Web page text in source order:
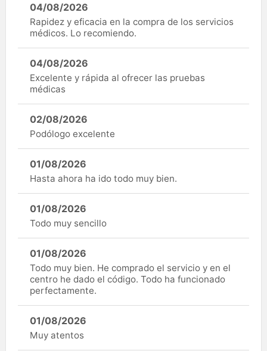
04/08/2026
Rapidez y eficacia en la compra de los servicios
médicos. Lo recomiendo.
04/08/2026
Excelente y rápida al ofrecer las pruebas
médicas
02/08/2026
Podólogo excelente
01/08/2026
Hasta ahora ha ido todo muy bien.
01/08/2026
Todo muy sencillo
01/08/2026
Todo muy bien. He comprado el servicio y en el
centro he dado el código. Todo ha funcionado
perfectamente.
01/08/2026
Muy atentos